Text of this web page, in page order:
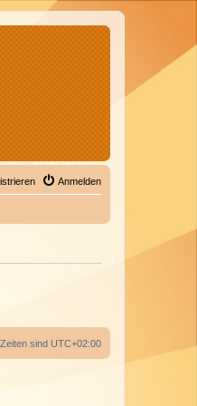
Anmelden
sind UTC+02:00